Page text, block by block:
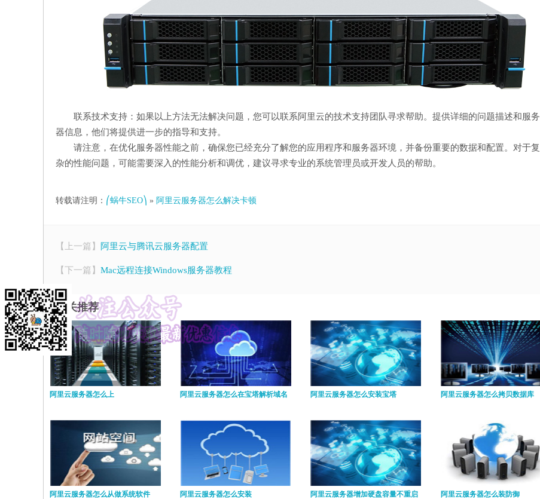
联系技术支持：如果以上方法无法解决问题，您可以联系阿里云的技术支持团队寻求帮助。提供详细的问题描述和服务
器信息，他们将提供进一步的指导和支持。
请注意，在优化服务器性能之前，确保您已经充分了解您的应用程序和服务器环境，并备份重要的数据和配置。对于复
杂的性能问题，可能需要深入的性能分析和调优，建议寻求专业的系统管理员或开发人员的帮助。
转载请注明： ⎛蜗牛SEO⎞ » 阿里云服务器怎么解决卡顿
【上一篇】 阿里云与腾讯云服务器配置
【下一篇】 Mac远程连接Windows服务器教程
相关推荐
阿里云服务器怎么上 阿里云服务器怎么在宝塔解析域名 阿里云服务器怎么安装宝塔 阿里云服务器怎么拷贝数据库
阿里云服务器怎么从做系统软件 阿里云服务器怎么安装 阿里云服务器增加硬盘容量不重启 阿里云服务器怎么装防御